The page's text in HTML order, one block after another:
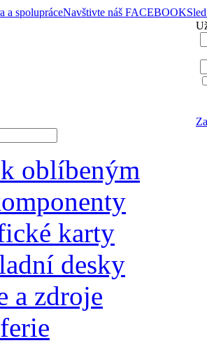
a spolupráceNavštivte náš FACEBOOK
oblíbeným
karty
desky
a zdroje